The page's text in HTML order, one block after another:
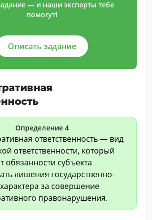
— и наши эксперты тебе
помогут!
Описать задание
Определение 4
ответственность — вид
ответственности, который
обязанности субъекта
лишения государственно-
за совершение
правонарушения.